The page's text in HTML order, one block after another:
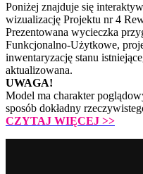
Poniżej znajduje się
wizualizację Projektu nr 4
Prezentowana wycieczka
Funkcjonalno-Użytkowe,
inwentaryzację stanu
aktualizowana.
UWAGA!
Model ma charakter
sposób dokładny
CZYTAJ WIĘCEJ >>